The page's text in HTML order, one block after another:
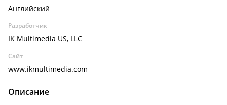
Английский
Разработчик
IK Multimedia US, LLC
Сайт
www.ikmultimedia.com
Описание